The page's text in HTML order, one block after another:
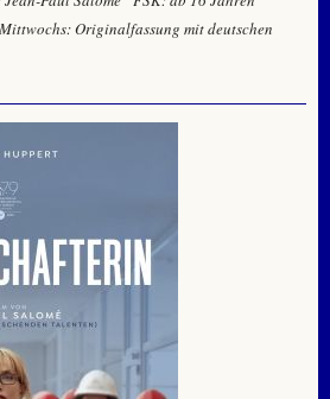
Originalfassung mit deutschen